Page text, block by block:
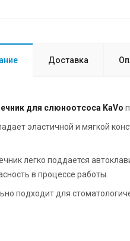
Доставка
для слюноотсоса KaVo
эластичной и мягкой
легко поддается
в процессе работы.
подходит для